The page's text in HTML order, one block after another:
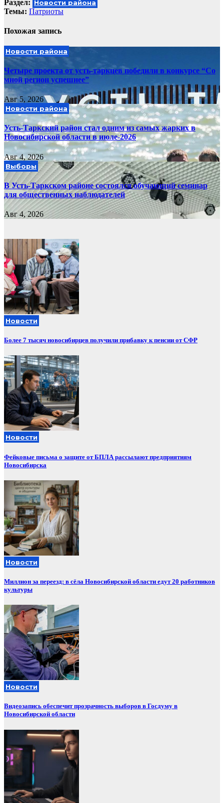
Раздел: Новости района
Темы: Патриоты
Похожая запись
Новости района
Четыре проекта от усть-таркцев победили в конкурсе “Со
мной регион успешнее”
Авг 5, 2026
Новости района
Усть-Таркский район стал одним из самых жарких в
Новосибирской области в июле-2026
Авг 4, 2026
Выборы
В Усть-Таркском районе состоялся обучающий семинар
для общественных наблюдателей
Авг 4, 2026
Новости
Более 7 тысяч новосибирцев получили прибавку к пенсии от СФР
Новости
Фейковые письма о защите от БПЛА рассылают предприятиям
Новосибирска
Новости
Миллион за переезд: в сёла Новосибирской области едут 20 работников
культуры
Новости
Видеозапись обеспечит прозрачность выборов в Госдуму в
Новосибирской области